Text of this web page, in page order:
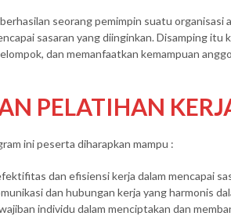
seorang pemimpin suatu organisasi
sasaran yang diinginkan. Disamping
dan memanfaatkan kemampuan
PELATIHAN
ini peserta diharapkan mampu :
dan efisiensi kerja dalam mencapai
dan hubungan kerja yang harmonis
individu dalam menciptakan dan